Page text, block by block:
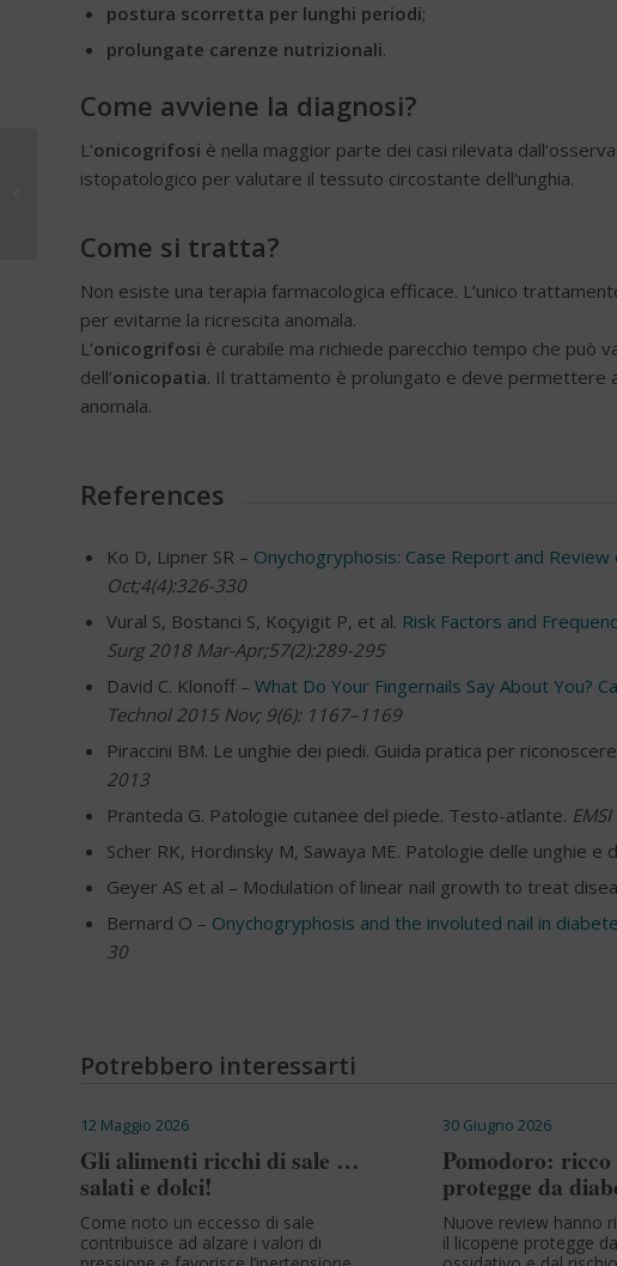
postura scorretta per lunghi periodi;
prolungate carenze nutrizionali.
Come avviene la diagnosi?
L’onicogrifosi è nella maggior parte dei casi rilevata
istopatologico per valutare il tessuto circostante dell’unghia.
Come si tratta?
Non esiste una terapia farmacologica efficace. L’unico
per evitarne la ricrescita anomala.
L’onicogrifosi è curabile ma richiede parecchio tempo che può
dell’onicopatia. Il trattamento è prolungato e deve permettere
anomala.
References
Ko D, Lipner SR – Onychogryphosis: Case Report and
Oct;4(4):326-330
Vural S, Bostanci S, Koçyigit P, et al. Risk Factors and
Surg 2018 Mar-Apr;57(2):289-295
David C. Klonoff – What Do Your Fingernails Say About You?
Technol 2015 Nov; 9(6): 1167–1169
Piraccini BM. Le unghie dei piedi. Guida pratica per
2013
Pranteda G. Patologie cutanee del piede. Testo-atlante.
Scher RK, Hordinsky M, Sawaya ME. Patologie delle unghie e
Geyer AS et al – Modulation of linear nail growth to treat
Bernard O – Onychogryphosis and the involuted nail in
30
Potrebbero interessarti
12 Maggio 2026
Gli alimenti ricchi di sale …
salati e dolci!
Come noto un eccesso di sale
contribuisce ad alzare i valori di
30 Giugno 2026
Pomodoro:
protegge da
Nuove review hanno
il licopene protegge
Forma e spessore